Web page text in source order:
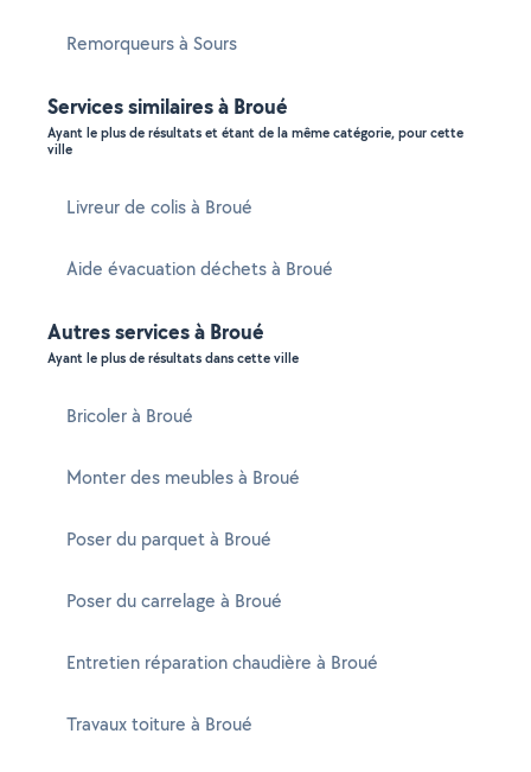
Remorqueurs à Sours
Services similaires à Broué
Ayant le plus de résultats et étant de la même catégorie, pour cette
ville
Livreur de colis à Broué
Aide évacuation déchets à Broué
Autres services à Broué
Ayant le plus de résultats dans cette ville
Bricoler à Broué
Monter des meubles à Broué
Poser du parquet à Broué
Poser du carrelage à Broué
Entretien réparation chaudière à Broué
Travaux toiture à Broué